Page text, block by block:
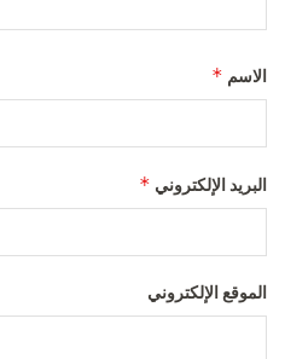
الاسم *
البريد الإلكتروني *
الموقع الإلكتروني